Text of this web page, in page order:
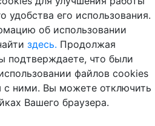
удобства его использования.
об использовании
здесь. Продолжая
подтверждаете, что были
файлов cookies
с ними. Вы можете отключить
Вашего браузера.